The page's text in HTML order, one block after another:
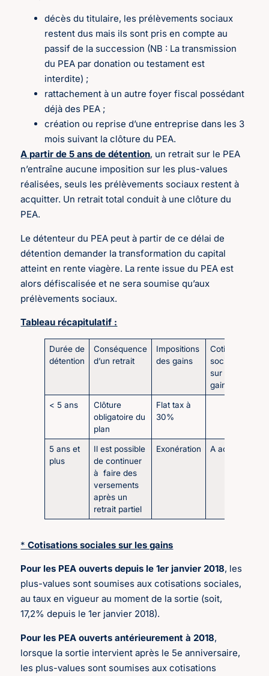
décès du titulaire, les prélèvements sociaux
restent dus mais ils sont pris en compte au
passif de la succession (NB : La transmission
du PEA par donation ou testament est
interdite) ;
rattachement à un autre foyer fiscal possédant
déjà des PEA ;
création ou reprise d’une entreprise dans les 3
mois suivant la clôture du PEA.
A partir de 5 ans de détention, un retrait sur le PEA
n’entraîne aucune imposition sur les plus-values
réalisées, seuls les prélèvements sociaux restent à
acquitter. Un retrait total conduit à une clôture du
PEA.
Le détenteur du PEA peut à partir de ce délai de
détention demander la transformation du capital
atteint en rente viagère. La rente issue du PEA est
alors défiscalisée et ne sera soumise qu’aux
prélèvements sociaux.
Tableau récapitulatif :
Durée de
détention
Conséquence
d’un retrait
Impositions
des gains
Cotisations
sociales
sur les
gains*
< 5 ans
Clôture
obligatoire du
plan
Flat tax à
30%
5 ans et
plus
Il est possible
de continuer
à faire des
versements
après un
retrait partiel
Exonération A acquitter
*Cotisations sociales sur les gains
Pour les PEA ouverts depuis le 1er janvier 2018, les
plus-values sont soumises aux cotisations sociales,
au taux en vigueur au moment de la sortie (soit,
17,2% depuis le 1er janvier 2018).
Pour les PEA ouverts antérieurement à 2018,
lorsque la sortie intervient après le 5e anniversaire,
les plus-values sont soumises aux cotisations